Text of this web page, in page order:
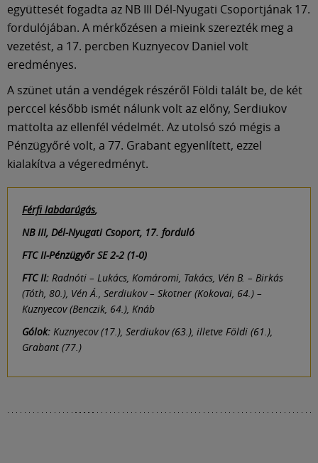
együttesét fogadta az NB III Dél-Nyugati Csoportjának 17.
fordulójában. A mérkőzésen a mieink szerezték meg a
vezetést, a 17. percben Kuznyecov Daniel volt
eredményes.
A szünet után a vendégek részéről Földi talált be, de két
perccel később ismét nálunk volt az előny, Serdiukov
mattolta az ellenfél védelmét. Az utolsó szó mégis a
Pénzügyőré volt, a 77. Grabant egyenlített, ezzel
kialakítva a végeredményt.
Férfi labdarúgás,
NB III, Dél-Nyugati Csoport, 17. forduló
FTC II-Pénzügyőr SE 2-2 (1-0)
FTC II: Radnóti – Lukács, Komáromi, Takács, Vén B. – Birkás
(Tóth, 80.), Vén Á., Serdiukov – Skotner (Kokovai, 64.) –
Kuznyecov (Benczik, 64.), Knáb
Gólok: Kuznyecov (17.), Serdiukov (63.), illetve Földi (61.),
Grabant (77.)
Szolgáltatások
Shop
Közösség
Múzeum